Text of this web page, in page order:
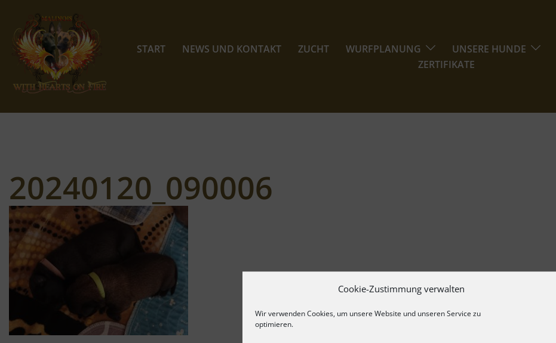
Cookie-Zustimmung verwalten
Wir verwenden Cookies, um unsere Website und unseren Service zu
optimieren.
Inhalt
springen
START NEWS UND KONTAKT ZUCHT WURFPLANUNG UNSERE HUNDE
ZERTIFIKATE
20240120_090006